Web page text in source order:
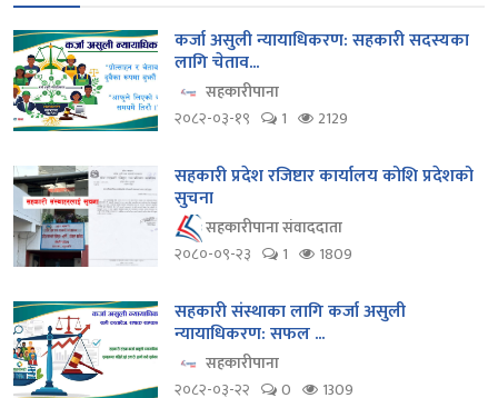
कर्जा असुली न्यायाधिकरण: सहकारी सदस्यका
लागि चेताव...
सहकारीपाना
२०८२-०३-१९
1 2129
सहकारी प्रदेश रजिष्टार कार्यालय कोशि प्रदेशको
सुचना
सहकारीपाना संवाददाता
२०८०-०९-२३
1 1809
सहकारी संस्थाका लागि कर्जा असुली
न्यायाधिकरण: सफल ...
सहकारीपाना
२०८२-०३-२२
0 1309